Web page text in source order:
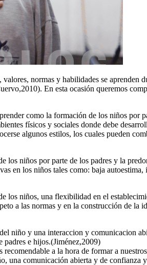
normas y habilidades se aprenden
En esta ocasión queremos
como la formación de los niños por
físicos y sociales donde debe
algunos estilos, los cuales pueden
niños por parte de los padres y la
en los niños tales como: baja
los niños, una flexibilidad en el
a las normas y en la construcción de la
niño y una interaccion y comunicacion
padres e hijos.(Jiménez,2009)
a la hora de formar a
comunicación abierta y de confianza